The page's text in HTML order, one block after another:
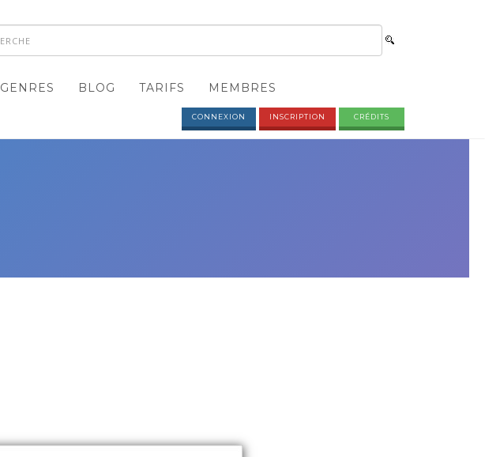
GENRES BLOG TARIFS MEMBRES
CONNEXION INSCRIPTION CRÉDITS